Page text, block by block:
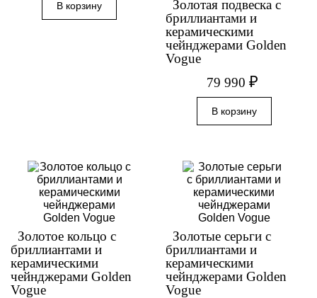
Золотая подвеска с
бриллиантами и
керамическими
чейнджерами Golden
Vogue
79 990 ₽
Золотое кольцо с
бриллиантами и
керамическими
чейнджерами Golden
Vogue
Золотые серьги с
бриллиантами и
керамическими
чейнджерами Golden
Vogue